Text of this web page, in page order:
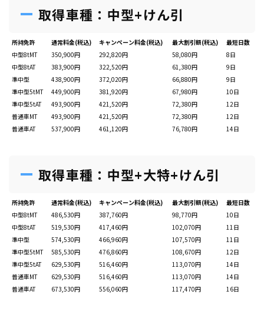
取得車種：中型+けん引
所持免許 通常料金(税込) キャンペーン料金(税込) 最大割引額(税込)
最短日数
中型8tMT
350,900円 292,820円 58,080円
8日
中型8tAT
383,900円 322,520円 61,380円
9日
準中型
438,900円 372,020円 66,880円
9日
準中型5tMT
449,900円 381,920円 67,980円
10日
準中型5tAT
493,900円 421,520円 72,380円
12日
普通車MT
493,900円 421,520円 72,380円
12日
普通車AT
537,900円 461,120円 76,780円 14日
取得車種：中型+大特+けん引
所持免許 通常料金(税込) キャンペーン料金(税込) 最大割引額(税込)
最短日数
中型8tMT
486,530円 387,760円 98,770円
10日
中型8tAT
519,530円 417,460円 102,070円
11日
準中型
574,530円 466,960円 107,570円
11日
準中型5tMT
585,530円 476,860円 108,670円
12日
準中型5tAT
629,530円 516,460円 113,070円
14日
普通車MT
629,530円 516,460円 113,070円
14日
普通車AT
673,530円 556,060円 117,470円 16日